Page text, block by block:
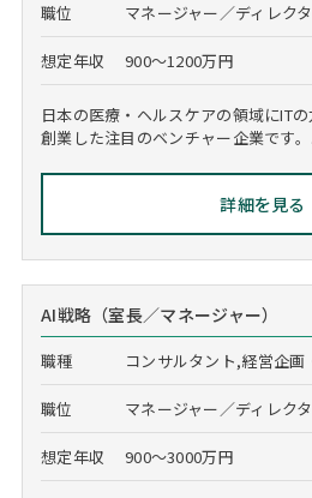
職位 マネージャー／ディレク
想定年収 900～1200万円
日本の医療・ヘルスケアの領域にIT
創業した注目のベンチャー企業です
詳細を見る
AI戦略（室長／マネージャー）
職種 コンサルタント,経営企画
職位 マネージャー／ディレク
想定年収 900～3000万円